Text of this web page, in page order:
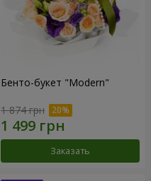
Бенто-букет "Modern"
1 874 грн
Заказать